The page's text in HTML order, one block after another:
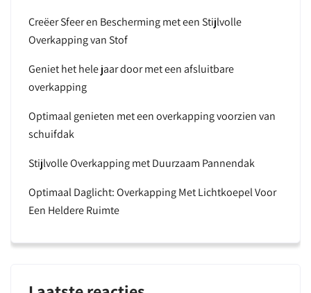
Creëer Sfeer en Bescherming met een Stijlvolle
Overkapping van Stof
Geniet het hele jaar door met een afsluitbare
overkapping
Optimaal genieten met een overkapping voorzien van
schuifdak
Stijlvolle Overkapping met Duurzaam Pannendak
Optimaal Daglicht: Overkapping Met Lichtkoepel Voor
Een Heldere Ruimte